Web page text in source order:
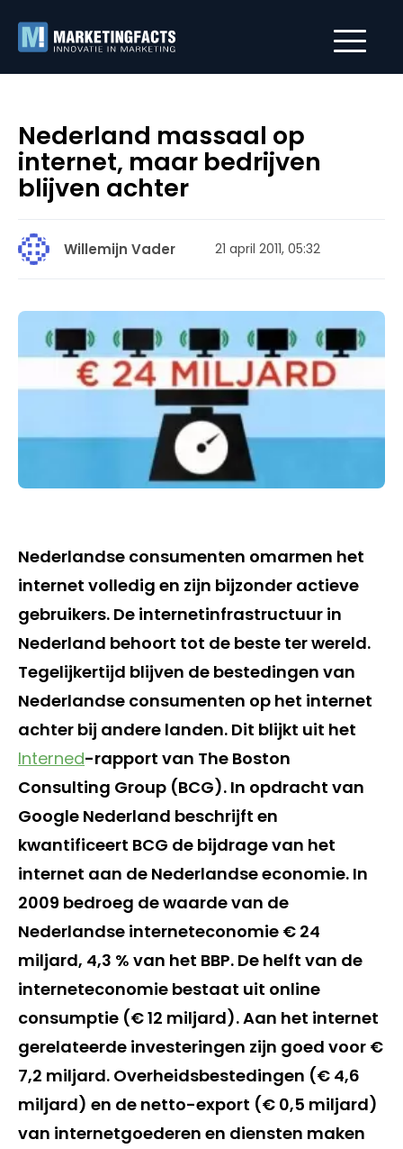
Nederland massaal op
internet, maar bedrijven
blijven achter
Willemijn Vader 21 april 2011, 05:32
Nederlandse consumenten omarmen het
internet volledig en zijn bijzonder actieve
gebruikers. De internetinfrastructuur in
Nederland behoort tot de beste ter wereld.
Tegelijkertijd blijven de bestedingen van
Nederlandse consumenten op het internet
achter bij andere landen. Dit blijkt uit het
Interned-rapport van The Boston
Consulting Group (BCG). In opdracht van
Google Nederland beschrijft en
kwantificeert BCG de bijdrage van het
internet aan de Nederlandse economie. In
2009 bedroeg de waarde van de
Nederlandse interneteconomie € 24
miljard, 4,3 % van het BBP. De helft van de
interneteconomie bestaat uit online
consumptie (€ 12 miljard). Aan het internet
gerelateerde investeringen zijn goed voor €
7,2 miljard. Overheidsbestedingen (€ 4,6
miljard) en de netto-export (€ 0,5 miljard)
van internetgoederen en diensten maken